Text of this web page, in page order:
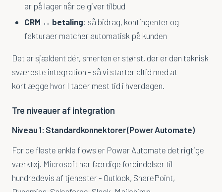
Viden
Videoer & Webinarer
Artikler
Om os
Hvorfor Ampleo
Karriere
Teamet
Kundecases
er på lager når de giver tilbud
CRM ↔ betaling: så bidrag, kontingenter og
fakturaer matcher automatisk på kunden
Det er sjældent dér, smerten er størst, der er den teknisk
sværeste integration - så vi starter altid med at
kortlægge hvor I taber mest tid i hverdagen.
Tre niveauer af integration
Niveau 1: Standardkonnektorer (Power Automate)
For de fleste enkle flows er Power Automate det rigtige
værktøj. Microsoft har færdige forbindelser til
hundredevis af tjenester - Outlook, SharePoint,